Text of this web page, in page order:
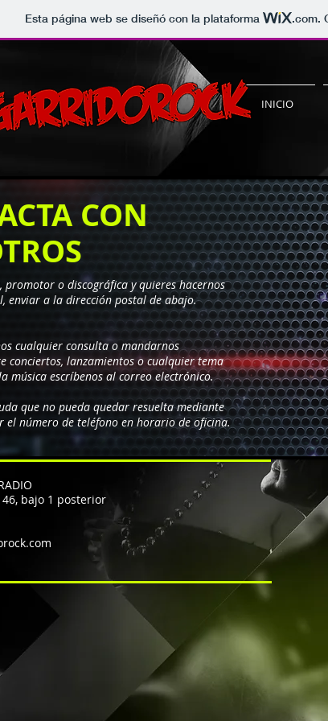
Esta página web se diseñó con la plataforma .com.
INICIO
bajo 1 posterior
CON
promotor o discográfica y quieres hacernos
enviar a la dirección postal de abajo.
cualquier consulta o mandarnos
conciertos, lanzamientos o cualquier tema
música escríbenos al correo electrónico.
que no pueda quedar resuelta mediante
el número de teléfono en horario de oficina.